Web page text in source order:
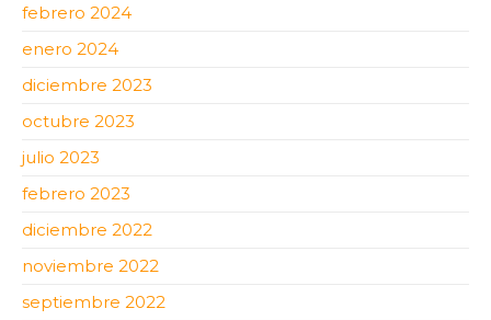
febrero 2024
enero 2024
diciembre 2023
octubre 2023
julio 2023
febrero 2023
diciembre 2022
noviembre 2022
septiembre 2022